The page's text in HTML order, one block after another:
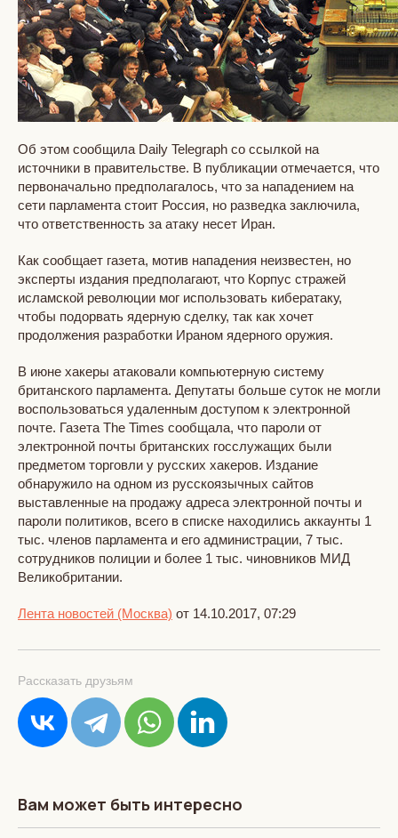
Об этом сообщила Daily Telegraph со ссылкой на
источники в правительстве. В публикации отмечается, что
первоначально предполагалось, что за нападением на
сети парламента стоит Россия, но разведка заключила,
что ответственность за атаку несет Иран.
Как сообщает газета, мотив нападения неизвестен, но
эксперты издания предполагают, что Корпус стражей
исламской революции мог использовать кибератаку,
чтобы подорвать ядерную сделку, так как хочет
продолжения разработки Ираном ядерного оружия.
В июне хакеры атаковали компьютерную систему
британского парламента. Депутаты больше суток не могли
воспользоваться удаленным доступом к электронной
почте. Газета The Times сообщала, что пароли от
электронной почты британских госслужащих были
предметом торговли у русских хакеров. Издание
обнаружило на одном из русскоязычных сайтов
выставленные на продажу адреса электронной почты и
пароли политиков, всего в списке находились аккаунты 1
тыс. членов парламента и его администрации, 7 тыс.
сотрудников полиции и более 1 тыс. чиновников МИД
Великобритании.
Лента новостей (Москва) от 14.10.2017, 07:29
Рассказать друзьям
Вам может быть интересно